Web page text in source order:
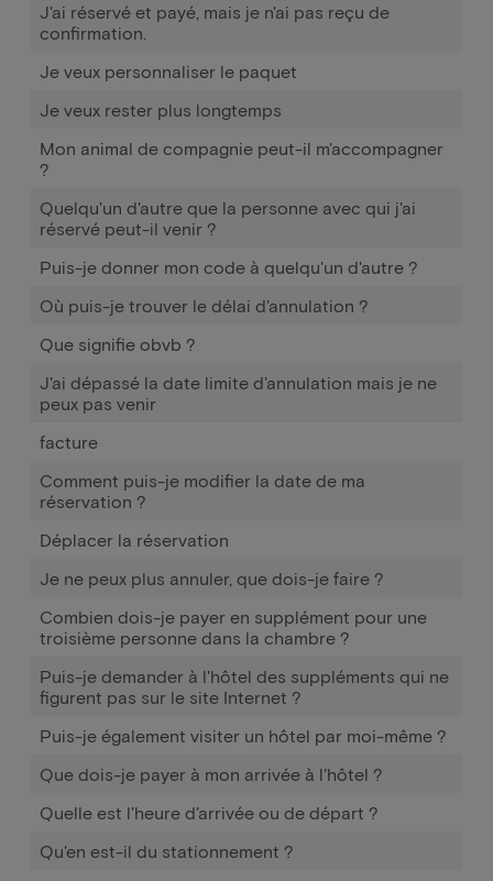
J'ai réservé et payé, mais je n'ai pas reçu de
confirmation.
Je veux personnaliser le paquet
Je veux rester plus longtemps
Mon animal de compagnie peut-il m'accompagner
?
Quelqu'un d'autre que la personne avec qui j'ai
réservé peut-il venir ?
Puis-je donner mon code à quelqu'un d'autre ?
Où puis-je trouver le délai d'annulation ?
Que signifie obvb ?
J'ai dépassé la date limite d'annulation mais je ne
peux pas venir
facture
Comment puis-je modifier la date de ma
réservation ?
Déplacer la réservation
Je ne peux plus annuler, que dois-je faire ?
Combien dois-je payer en supplément pour une
troisième personne dans la chambre ?
Puis-je demander à l'hôtel des suppléments qui ne
figurent pas sur le site Internet ?
Puis-je également visiter un hôtel par moi-même ?
Que dois-je payer à mon arrivée à l'hôtel ?
Quelle est l'heure d'arrivée ou de départ ?
Qu'en est-il du stationnement ?